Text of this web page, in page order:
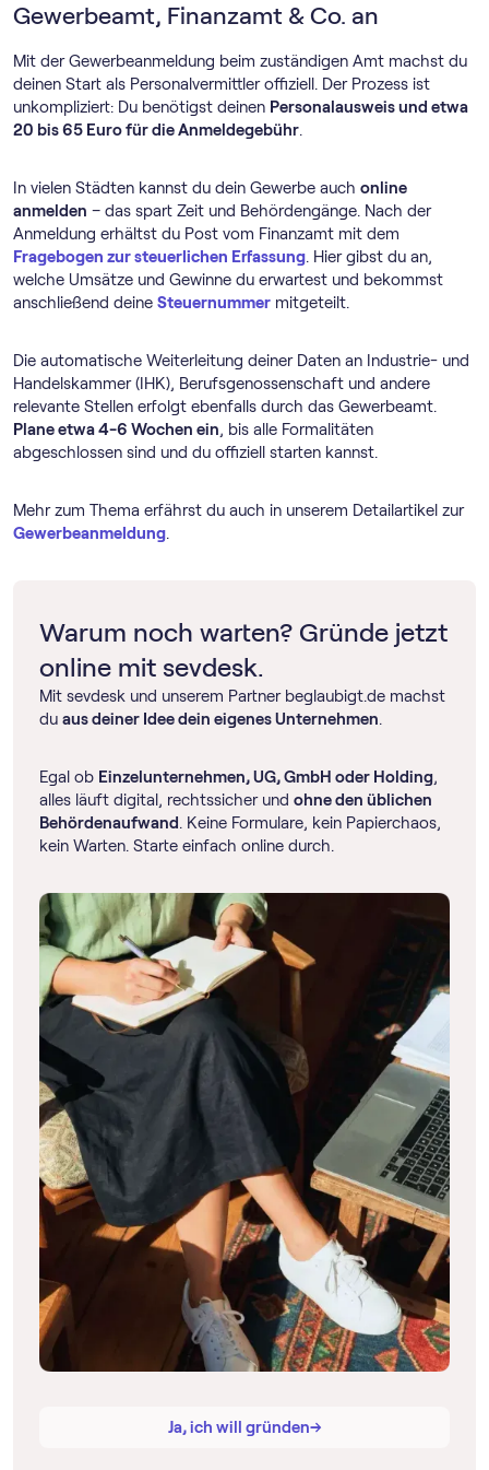
Gewerbeamt, Finanzamt & Co. an
Mit der Gewerbeanmeldung beim zuständigen Amt machst du
deinen Start als Personalvermittler offiziell. Der Prozess ist
unkompliziert: Du benötigst deinen Personalausweis und etwa
20 bis 65 Euro für die Anmeldegebühr.
In vielen Städten kannst du dein Gewerbe auch online
anmelden – das spart Zeit und Behördengänge. Nach der
Anmeldung erhältst du Post vom Finanzamt mit dem
Fragebogen zur steuerlichen Erfassung. Hier gibst du an,
welche Umsätze und Gewinne du erwartest und bekommst
anschließend deine Steuernummer mitgeteilt.
Die automatische Weiterleitung deiner Daten an Industrie- und
Handelskammer (IHK), Berufsgenossenschaft und andere
relevante Stellen erfolgt ebenfalls durch das Gewerbeamt.
Plane etwa 4-6 Wochen ein, bis alle Formalitäten
abgeschlossen sind und du offiziell starten kannst.
Mehr zum Thema erfährst du auch in unserem Detailartikel zur
Gewerbeanmeldung.
Warum noch warten? Gründe jetzt
online mit sevdesk.
Mit sevdesk und unserem Partner beglaubigt.de machst
du aus deiner Idee dein eigenes Unternehmen.
Egal ob Einzelunternehmen, UG, GmbH oder Holding,
alles läuft digital, rechtssicher und ohne den üblichen
Behördenaufwand. Keine Formulare, kein Papierchaos,
kein Warten. Starte einfach online durch.
Ja, ich will gründen→